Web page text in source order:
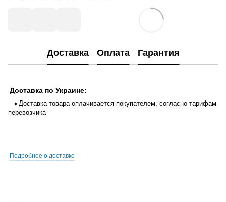
Доставка Оплата Гарантия
Доставка по Украине:
♦ Доставка товара оплачивается покупателем, согласно тарифам
перевозчика
Подробнее о доставке